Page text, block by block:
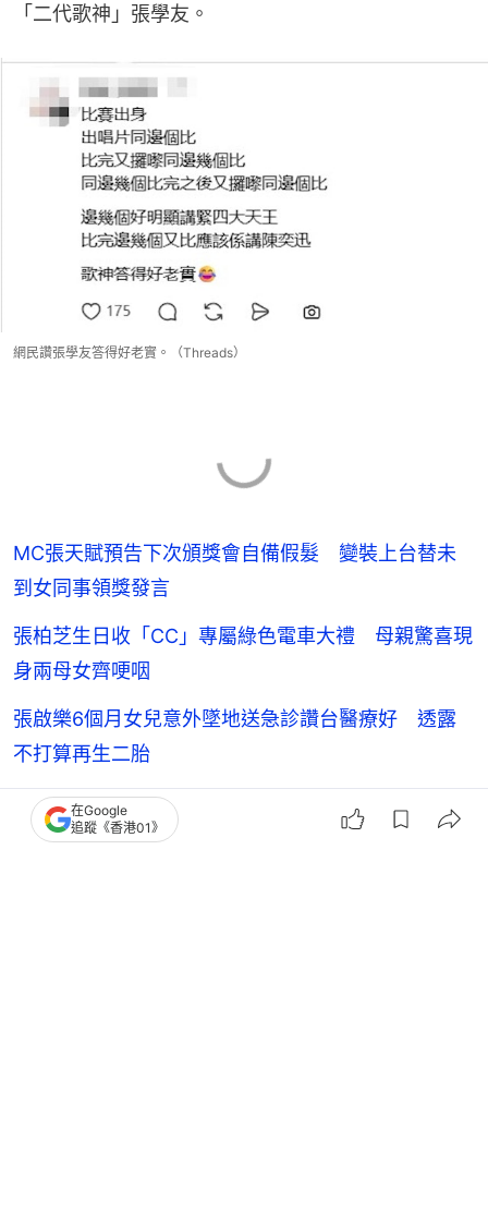
「二代歌神」張學友。
網民讚張學友答得好老實。（Threads）
MC張天賦預告下次頒獎會自備假髮 變裝上台替未
到女同事領獎發言
張柏芝生日收「CC」專屬綠色電車大禮 母親驚喜現
身兩母女齊哽咽
張啟樂6個月女兒意外墜地送急診讚台醫療好 透露
不打算再生二胎
Jay馮允謙相隔3年再辦粉絲聚會 自彈自唱被「追
風」逼爆台前
在Google
追蹤《香港01》